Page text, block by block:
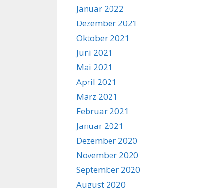
Januar 2022
Dezember 2021
Oktober 2021
Juni 2021
Mai 2021
April 2021
März 2021
Februar 2021
Januar 2021
Dezember 2020
November 2020
September 2020
August 2020